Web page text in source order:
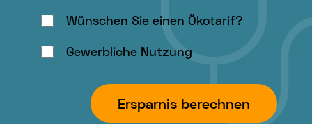
auszuwählen.
Wünschen Sie einen Ökotarif?
Gewerbliche Nutzung
Ersparnis berechnen